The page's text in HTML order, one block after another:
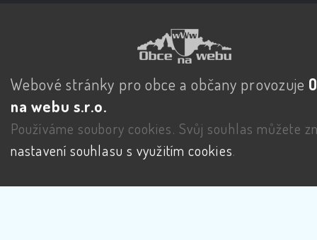
Webové stránky pro obce a občany provozuje
na webu s.r.o.
Používáme soubory cookies. Svůj souhlas můžete
nastavení souhlasu s využitím cookies.